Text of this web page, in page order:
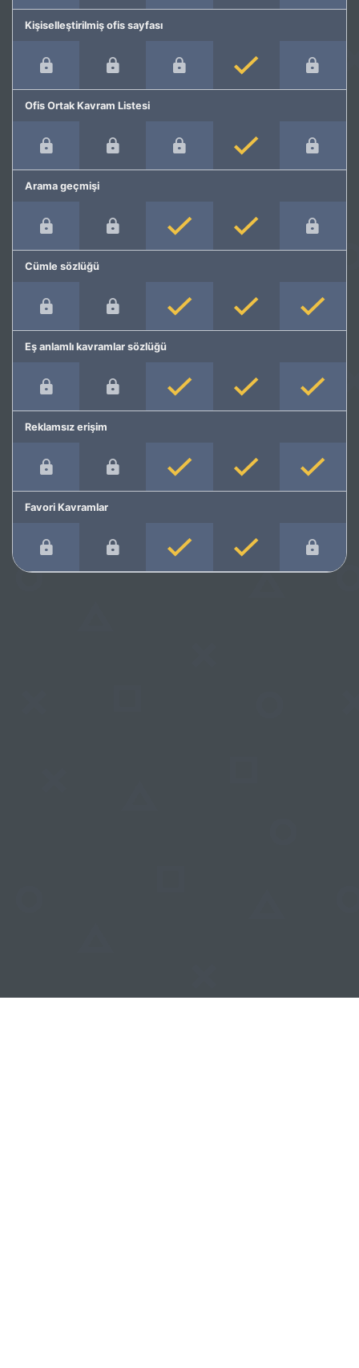
Kişiselleştirilmiş ofis sayfası
Ofis Ortak Kavram Listesi
Arama geçmişi
Cümle sözlüğü
Eş anlamlı kavramlar sözlüğü
Reklamsız erişim
Favori Kavramlar